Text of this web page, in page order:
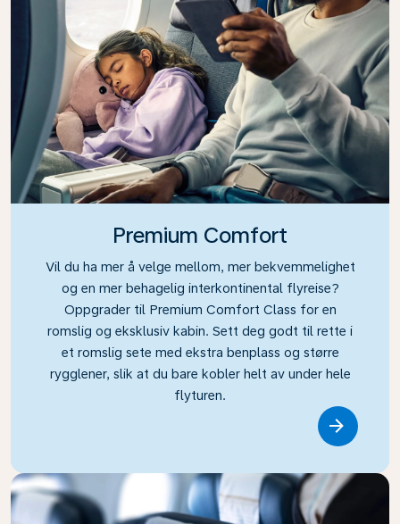
Premium Comfort
Vil du ha mer å velge mellom, mer bekvemmelighet
og en mer behagelig interkontinental flyreise?
Oppgrader til Premium Comfort Class for en
romslig og eksklusiv kabin. Sett deg godt til rette i
et romslig sete med ekstra benplass og større
rygglener, slik at du bare kobler helt av under hele
flyturen.